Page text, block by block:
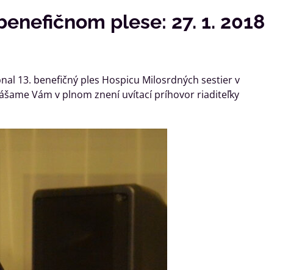
plese: 27. 1. 2018
13. benefičný ples Hospicu Milosrdných sestier v
Vám v plnom znení uvítací príhovor riaditeľky